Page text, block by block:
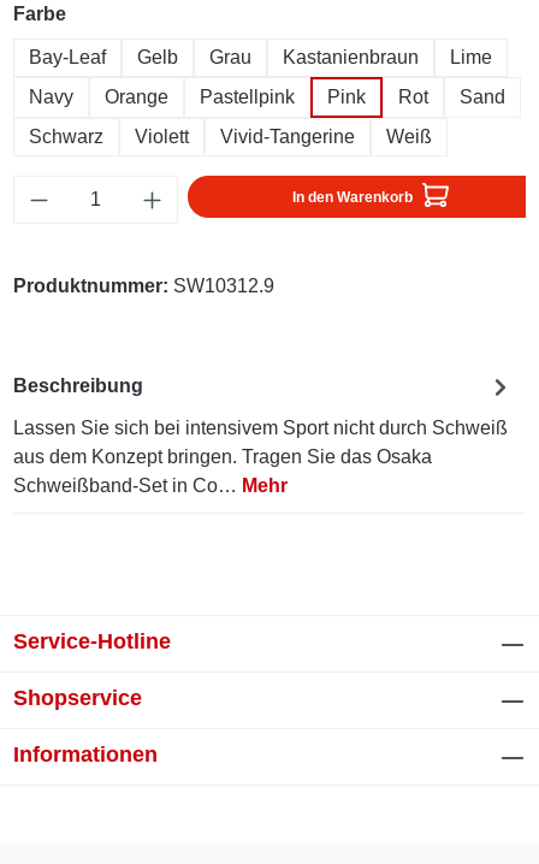
Farbeauswählen
Bay-Leaf Gelb Grau Kastanienbraun
Lime
Navy
Orange Pastellpink Pink Rot
Sand
Schwarz
Violett Vivid-Tangerine Weiß
Produkt Anzahl: Gib den gewünschten
In den Warenkorb
Produktnummer: SW10312.9
Beschreibung
Lassen Sie sich bei intensivem Sport nicht durch Schweiß
aus dem Konzept bringen. Tragen Sie das Osaka
Schweißband-Set in Co… Mehr
Service-Hotline
Shopservice
Informationen